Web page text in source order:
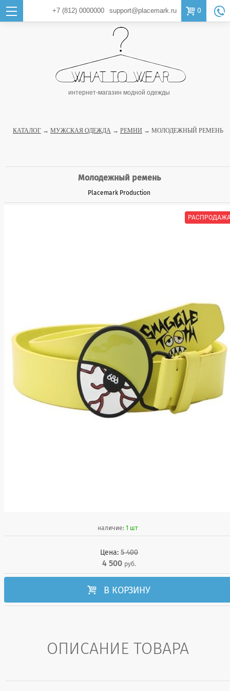
+7 (812)0000000 support@placemark.ru  0 
интернет-магазин модной одежды
КАТАЛОГ→ МУЖСКАЯ ОДЕЖДА→ РЕМНИ → МОЛОДЕЖНЫЙ РЕМЕНЬ
Молодежный ремень
Placemark Production
наличие:1 шт
Цена:5 400
4 500 руб.
 В КОРЗИНУ
ОПИСАНИЕ ТОВАРА